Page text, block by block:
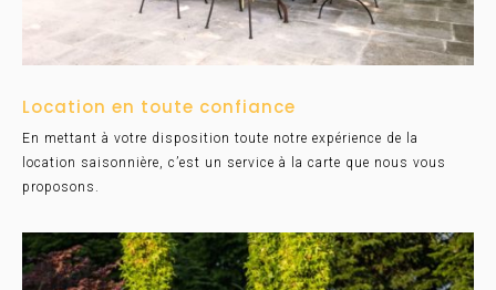
Location en toute confiance
En mettant à votre disposition toute notre expérience de la
location saisonnière, c’est un service à la carte que nous vous
proposons.